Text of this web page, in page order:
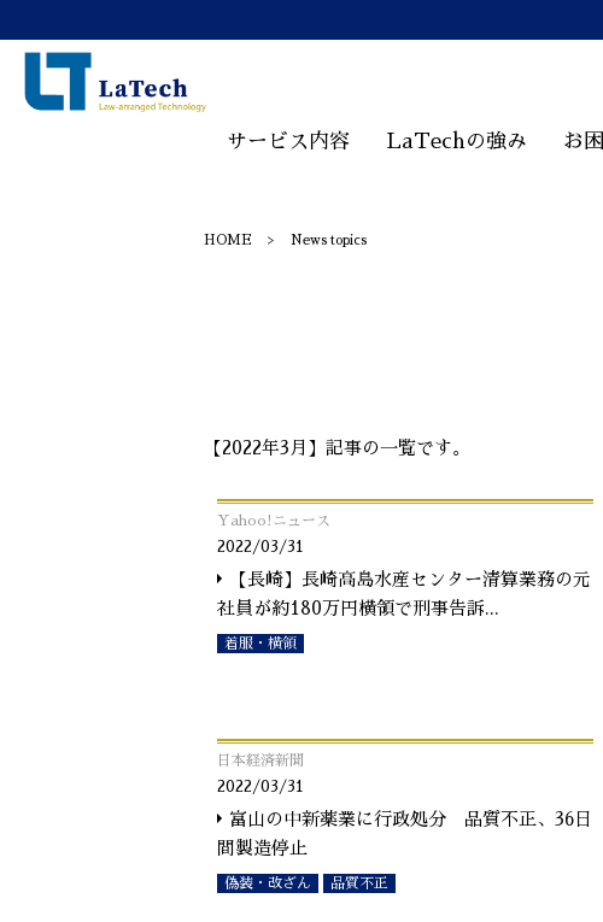
サービス内容 LaTechの強み お
HOME News topics
【2022年3月】記事の一覧です。
Yahoo!ニュース
2022/03/31
【長崎】長崎高島水産センター清算業務の元
社員が約180万円横領で刑事告訴...
着服・横領
日本経済新聞
2022/03/31
富山の中新薬業に行政処分 品質不正、36日
間製造停止
偽装・改ざん 品質不正